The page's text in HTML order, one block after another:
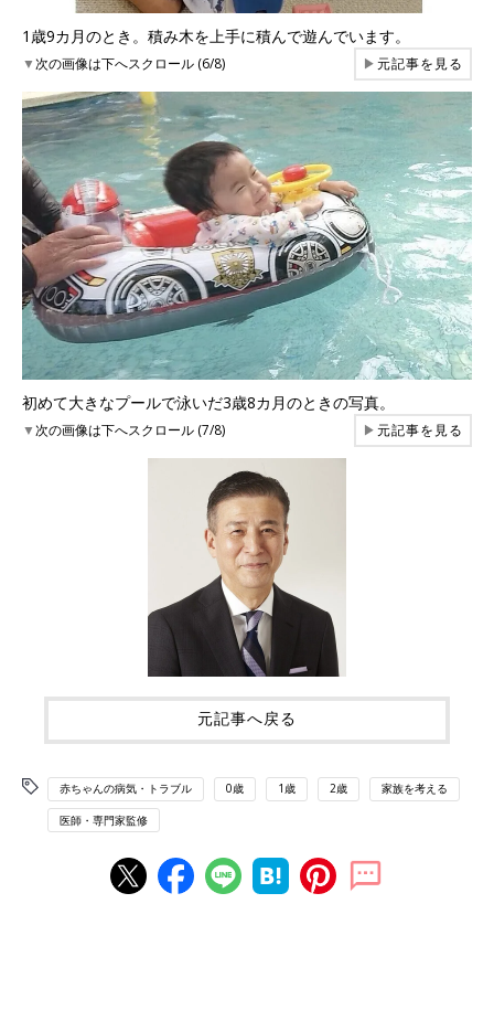
1歳9カ月のとき。積み木を上手に積んで遊んでいます。
▼次の画像は下へスクロール (6/8) ▶元記事を見る
初めて大きなプールで泳いだ3歳8カ月のときの写真。
▼次の画像は下へスクロール (7/8) ▶元記事を見る
元記事へ戻る
赤ちゃんの病気・トラブル 0歳 1歳 2歳 家族を考える
医師・専門家監修